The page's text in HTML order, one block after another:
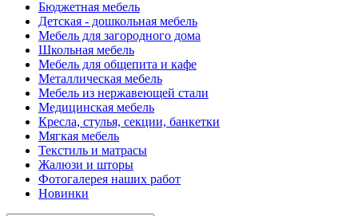
Бюджетная мебель
Детская - дошкольная мебель
Мебель для загородного дома
Школьная мебель
Мебель для общепита и кафе
Металлическая мебель
Мебель из нержавеющей стали
Медицинская мебель
Кресла, стулья, секции, банкетки
Мягкая мебель
Текстиль и матрасы
Жалюзи и шторы
Фотогалерея наших работ
Новинки